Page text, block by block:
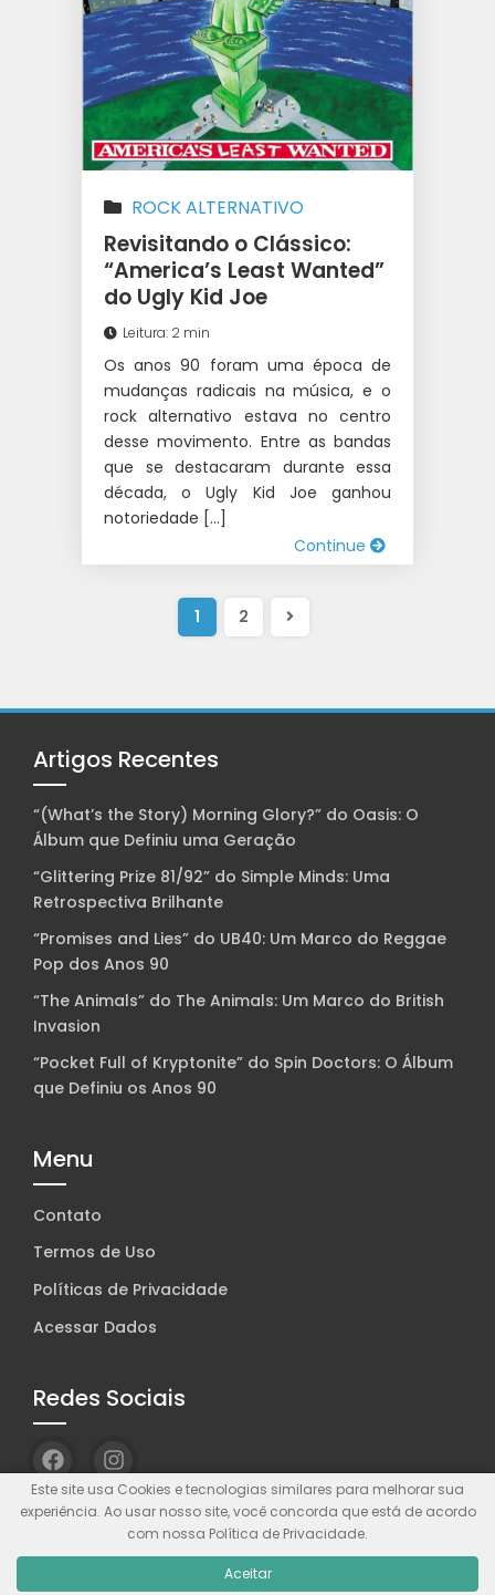
ROCK ALTERNATIVO
Revisitando o Clássico:
“America’s Least Wanted”
do Ugly Kid Joe
Leitura: 2 min
Os anos 90 foram uma época de
mudanças radicais na música, e o
rock alternativo estava no centro
desse movimento. Entre as bandas
que se destacaram durante essa
década, o Ugly Kid Joe ganhou
notoriedade […]
Continue
1 2
Próxima
Artigos Recentes
“(What’s the Story) Morning Glory?” do Oasis: O
Álbum que Definiu uma Geração
“Glittering Prize 81/92” do Simple Minds: Uma
Retrospectiva Brilhante
“Promises and Lies” do UB40: Um Marco do Reggae
Pop dos Anos 90
“The Animals” do The Animals: Um Marco do British
Invasion
“Pocket Full of Kryptonite” do Spin Doctors: O Álbum
que Definiu os Anos 90
Menu
Contato
Termos de Uso
Políticas de Privacidade
Acessar Dados
Redes Sociais
Este site usa Cookies e tecnologias similares para melhorar sua
experiência. Ao usar nosso site, você concorda que está de acordo
com nossa Política de Privacidade.
Aceitar